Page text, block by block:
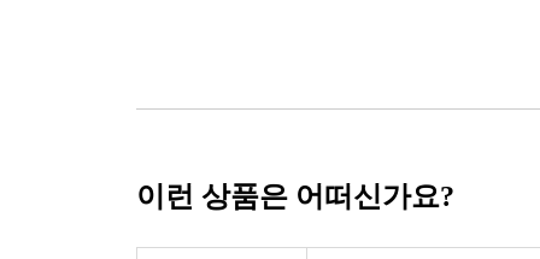
이런 상품은 어떠신가요?